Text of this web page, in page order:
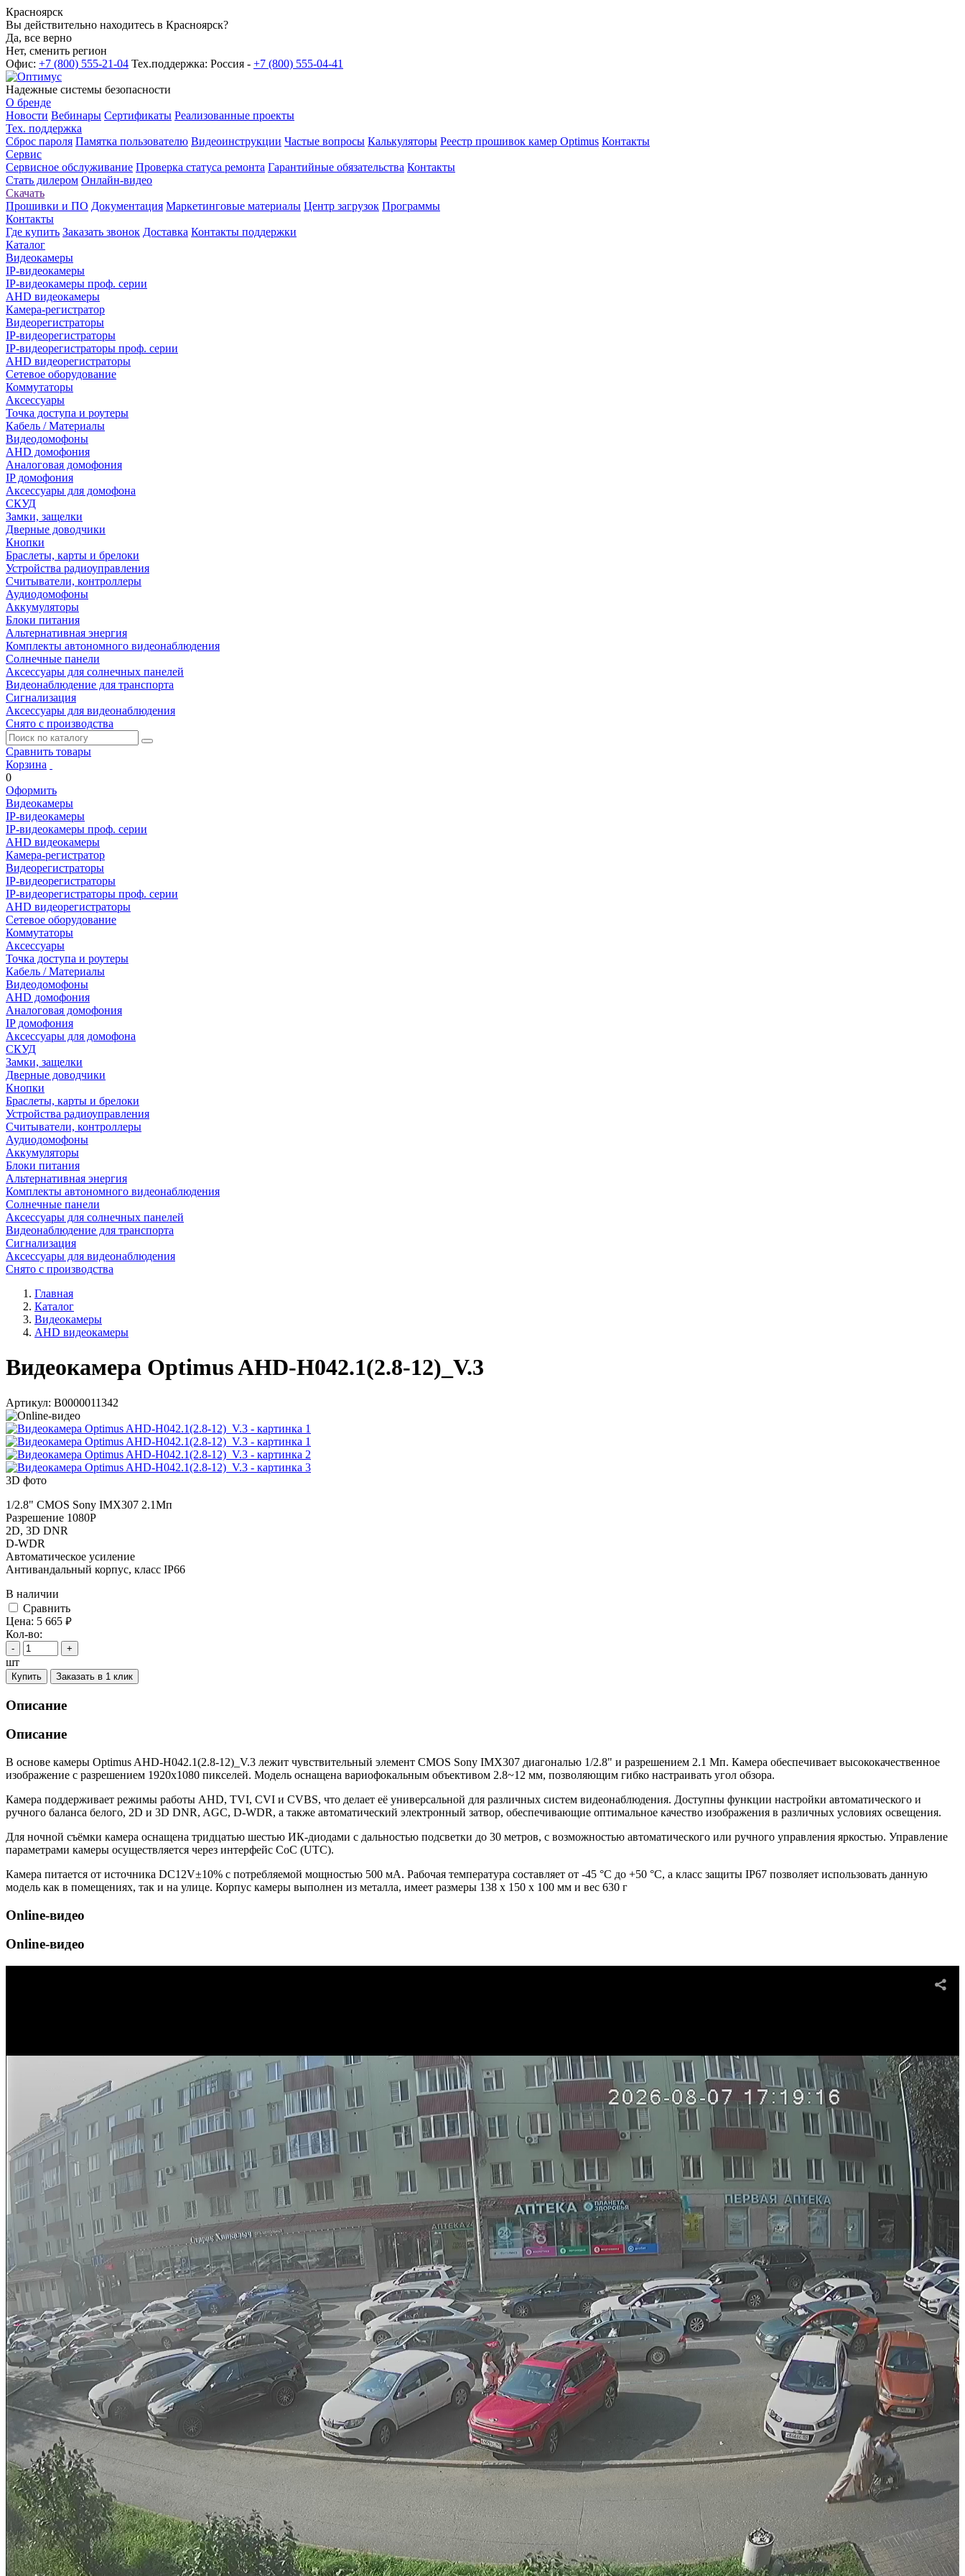
Красноярск
Вы действительно находитесь в Красноярск?
Да, все верно
Нет, сменить регион
Офис: +7 (800) 555-21-04 Тех.поддержка: Россия - +7 (800) 555-04-41
Надежные системы безопасности
О бренде
Новости Вебинары Сертификаты Реализованные проекты
Тех. поддержка
Сброс пароля Памятка пользователю Видеоинструкции Частые вопросы Калькуляторы Реестр прошивок камер Optimus Контакты
Сервис
Сервисное обслуживание Проверка статуса ремонта Гарантийные обязательства Контакты
Стать дилером Онлайн-видео
Скачать
Прошивки и ПО Документация Маркетинговые материалы Центр загрузок Программы
Контакты
Где купить Заказать звонок Доставка Контакты поддержки
Каталог
Видеокамеры
IP-видеокамеры
IP-видеокамеры проф. серии
AHD видеокамеры
Камера-регистратор
Видеорегистраторы
IP-видеорегистраторы
IP-видеорегистраторы проф. серии
AHD видеорегистраторы
Сетевое оборудование
Коммутаторы
Аксессуары
Точка доступа и роутеры
Кабель / Материалы
Видеодомофоны
AHD домофония
Аналоговая домофония
IP домофония
Аксессуары для домофона
СКУД
Замки, защелки
Дверные доводчики
Кнопки
Браслеты, карты и брелоки
Устройства радиоуправления
Считыватели, контроллеры
Аудиодомофоны
Аккумуляторы
Блоки питания
Альтернативная энергия
Комплекты автономного видеонаблюдения
Солнечные панели
Аксессуары для солнечных панелей
Видеонаблюдение для транспорта
Сигнализация
Аксессуары для видеонаблюдения
Снято с производства
Сравнить товары
Корзина
0
Оформить
Видеокамеры
IP-видеокамеры
IP-видеокамеры проф. серии
AHD видеокамеры
Камера-регистратор
Видеорегистраторы
IP-видеорегистраторы
IP-видеорегистраторы проф. серии
AHD видеорегистраторы
Сетевое оборудование
Коммутаторы
Аксессуары
Точка доступа и роутеры
Кабель / Материалы
Видеодомофоны
AHD домофония
Аналоговая домофония
IP домофония
Аксессуары для домофона
СКУД
Замки, защелки
Дверные доводчики
Кнопки
Браслеты, карты и брелоки
Устройства радиоуправления
Считыватели, контроллеры
Аудиодомофоны
Аккумуляторы
Блоки питания
Альтернативная энергия
Комплекты автономного видеонаблюдения
Солнечные панели
Аксессуары для солнечных панелей
Видеонаблюдение для транспорта
Сигнализация
Аксессуары для видеонаблюдения
Снято с производства
Главная
Каталог
Видеокамеры
AHD видеокамеры
Видеокамера Optimus AHD-H042.1(2.8-12)_V.3
Артикул: В0000011342
3D фото
1/2.8" CMOS Sony IMX307 2.1Мп
Разрешение 1080P
2D, 3D DNR
D-WDR
Автоматическое усиление
Антивандальный корпус, класс IP66
В наличии
Cравнить
Цена: 5 665 руб.
Кол-во:
- +
шт
Купить Заказать в 1 клик
Описание
Описание
В основе камеры Optimus AHD-H042.1(2.8-12)_V.3 лежит чувствительный элемент CMOS Sony IMX307 диагональю 1/2.8" и разрешением 2.1 Мп. Камера обеспечивает высококачественное
изображение с разрешением 1920х1080 пикселей. Модель оснащена вариофокальным объективом 2.8~12 мм, позволяющим гибко настраивать угол обзора.
Камера поддерживает режимы работы AHD, TVI, CVI и CVBS, что делает её универсальной для различных систем видеонаблюдения. Доступны функции настройки автоматического и
ручного баланса белого, 2D и 3D DNR, AGC, D-WDR, а также автоматический электронный затвор, обеспечивающие оптимальное качество изображения в различных условиях освещения.
Для ночной съёмки камера оснащена тридцатью шестью ИК-диодами с дальностью подсветки до 30 метров, с возможностью автоматического или ручного управления яркостью. Управление
параметрами камеры осуществляется через интерфейс CoC (UTC).
Камера питается от источника DC12V±10% с потребляемой мощностью 500 мА. Рабочая температура составляет от -45 °С до +50 °С, а класс защиты IP67 позволяет использовать данную
модель как в помещениях, так и на улице. Корпус камеры выполнен из металла, имеет размеры 138 х 150 х 100 мм и вес 630 г
Online-видео
Online-видео